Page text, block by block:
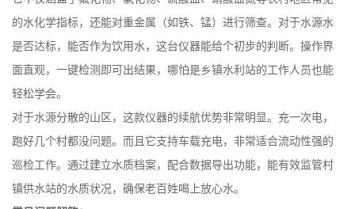
的水化学指标，还能对重金属（如铁、锰）进行筛查。对于水源水
是否达标，能否作为饮用水，这台仪器能给个初步的判断。操作界
面直观，一键检测即可出结果，哪怕是乡镇水利站的工作人员也能
轻松学会。
对于水源分散的山区，这款仪器的续航优势非常明显。充一次电，
跑好几个村都没问题。而且它支持车载充电，非常适合流动性强的
巡检工作。通过建立水质档案，配合数据导出功能，能有效监管村
镇供水站的水质状况，确保老百姓喝上放心水。